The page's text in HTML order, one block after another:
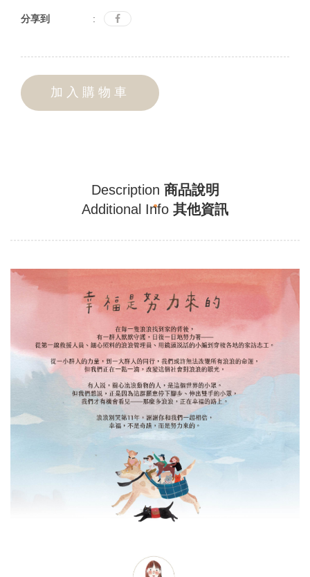
分享到 :
加入購物車
Description 商品說明
Additional Info 其他資訊